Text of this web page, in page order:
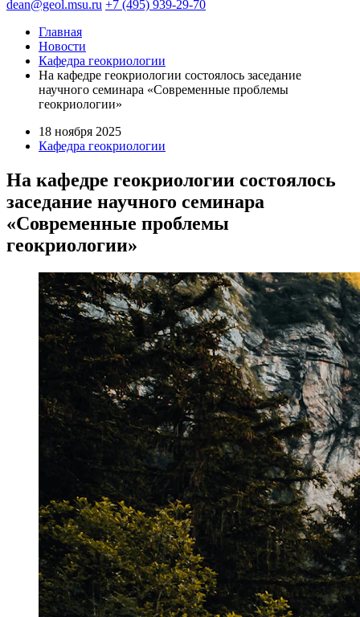
dean@geol.msu.ru +7 (495) 939-29-70
Главная
Новости
Кафедра геокриологии
На кафедре геокриологии состоялось заседание
научного семинара «Современные проблемы
геокриологии»
18 ноября 2025
Кафедра геокриологии
На кафедре геокриологии состоялось
заседание научного семинара
«Современные проблемы
геокриологии»